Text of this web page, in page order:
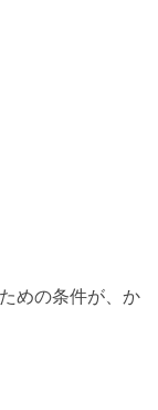
めの条件が、か